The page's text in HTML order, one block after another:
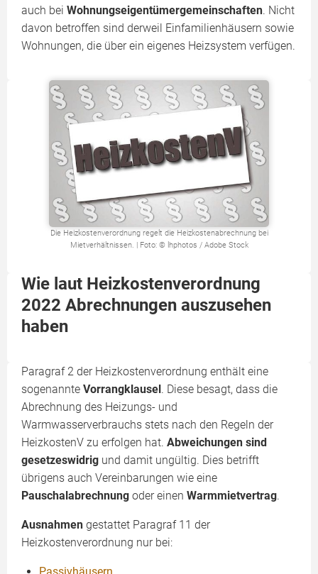
auch bei Wohnungseigentümergemeinschaften. Nicht
davon betroffen sind derweil Einfamilienhäusern sowie
Wohnungen, die über ein eigenes Heizsystem verfügen.
Die Heizkostenverordnung regelt die Heizkostenabrechnung bei
Mietverhältnissen. | Foto: © lhphotos / Adobe Stock
Wie laut Heizkostenverordnung
2022 Abrechnungen auszusehen
haben
Paragraf 2 der Heizkostenverordnung enthält eine
sogenannte Vorrangklausel. Diese besagt, dass die
Abrechnung des Heizungs- und
Warmwasserverbrauchs stets nach den Regeln der
HeizkostenV zu erfolgen hat. Abweichungen sind
gesetzeswidrig und damit ungültig. Dies betrifft
übrigens auch Vereinbarungen wie eine
Pauschalabrechnung oder einen Warmmietvertrag.
Ausnahmen gestattet Paragraf 11 der
Heizkostenverordnung nur bei: